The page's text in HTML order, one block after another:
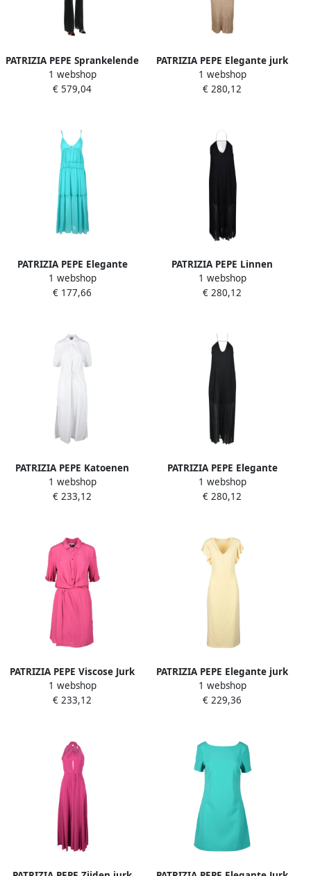
PATRIZIA PEPE Sprankelende
Kristalversierde Jurk Black
Dames
1 webshop
€ 579,04
PATRIZIA PEPE Elegante jurk
in viscosemix Beige Dames
1 webshop
€ 280,12
PATRIZIA PEPE Elegante
Damesjurk Polyester Blue
Dames
1 webshop
€ 177,66
PATRIZIA PEPE Linnen
Katoenen Jurk voor
Vrouwen Black Dames
1 webshop
€ 280,12
PATRIZIA PEPE Katoenen
jurk voor vrouwen White
Dames
1 webshop
€ 233,12
PATRIZIA PEPE Elegante
Damesjurk Polyester Black
Dames
1 webshop
€ 280,12
PATRIZIA PEPE Viscose Jurk
voor Dames Pink Dames
1 webshop
€ 233,12
PATRIZIA PEPE Elegante jurk
voor vrouwen Yellow Dames
1 webshop
€ 229,36